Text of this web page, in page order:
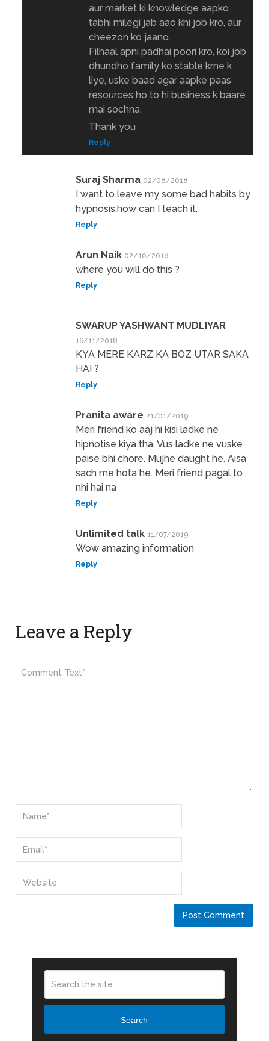
aur market ki knowledge aapko
tabhi milegi jab aao khi job kro, aur
cheezon ko jaano.
Filhaal apni padhai poori kro, koi job
dhundho family ko stable krne k
liye, uske baad agar aapke paas
resources ho to hi business k baare
mai sochna.
Thank you
Reply
Suraj Sharma 02/08/2018
I want to leave my some bad habits by
hypnosis.how can I teach it.
Reply
Arun Naik 02/10/2018
where you will do this ?
Reply
SWARUP YASHWANT MUDLIYAR
16/11/2018
KYA MERE KARZ KA BOZ UTAR SAKA
HAI ?
Reply
Pranita aware 21/01/2019
Meri friend ko aaj hi kisi ladke ne
hipnotise kiya tha. Vus ladke ne vuske
paise bhi chore. Mujhe daught he. Aisa
sach me hota he. Meri friend pagal to
nhi hai na
Reply
Unlimited talk 11/07/2019
Wow amazing information
Reply
Leave a Reply
Search